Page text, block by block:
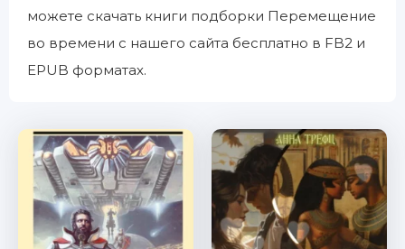
можете скачать книги подборки Перемещение
во времени с нашего сайта бесплатно в FB2 и
EPUB форматах.